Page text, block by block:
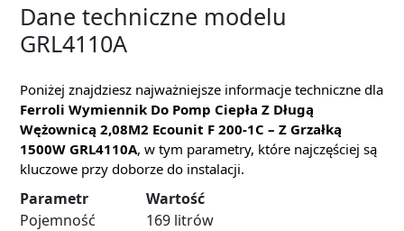
Dane techniczne modelu
GRL4110A
Poniżej znajdziesz najważniejsze informacje techniczne dla
Ferroli Wymiennik Do Pomp Ciepła Z Długą
Wężownicą 2,08M2 Ecounit F 200-1C – Z Grzałką
1500W GRL4110A, w tym parametry, które najczęściej są
kluczowe przy doborze do instalacji.
Parametr
Wartość
Pojemność
169 litrów